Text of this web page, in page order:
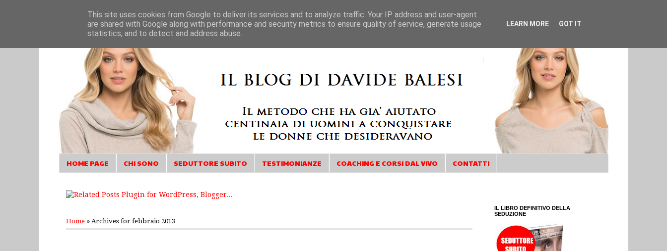
HOME PAGE CHI SONO SEDUTTORE SUBITO TESTIMONIANZE COACHING E CORSI DAL VIVO CONTATTI
Home» Archives for febbraio 2013
IL LIBRO DEFINITIVO DELLA
SEDUZIONE
This site uses cookies from Google to deliver its services and to analyze traffic. Your IP address and user-agent
are shared with Google along with performance and security metrics to ensure quality of service, generate usage
statistics, and to detect and address abuse.
LEARN MORE GOT IT